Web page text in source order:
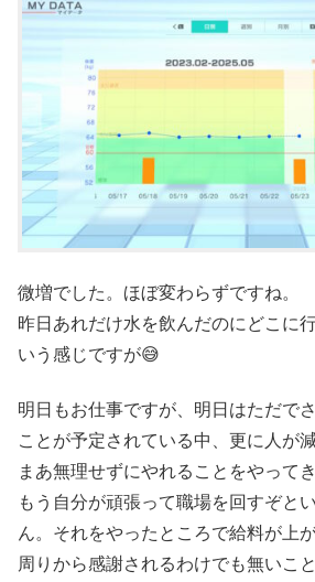
微増でした。ほぼ変わらずですね。
昨日あれだけ水を飲んだのにどこに
いう感じですが😅
明日もお仕事ですが、明日はただで
ことが予定されている中、更に人が
まあ無理せずにやれることをやって
もう自分が頑張って職場を回すぞと
ん。それをやったところで給料が上
周りから感謝されるわけでも無いこ